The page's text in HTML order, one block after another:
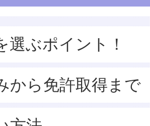
選ぶポイント！
から免許取得まで